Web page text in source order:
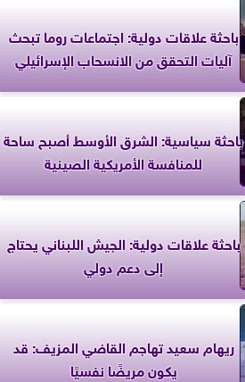
باحثة علاقات دولية: اجتماعات روما تبحث
آليات التحقق من الانسحاب الإسرائيلي
باحثة سياسية: الشرق الأوسط أصبح ساحة
للمنافسة الأمريكية الصينية
باحثة علاقات دولية: الجيش اللبناني يحتاج
إلى دعم دولي
ريهام سعيد تهاجم القاضي المزيف: قد
يكون مريضًا نفسيًا